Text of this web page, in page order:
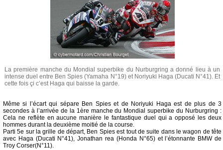
La première manche du Mondial superbike du Nurburgring a donné lieu à un
intense duel entre Ben Spies (Yamaha N°19) et Noriyuki Haga (Ducati N°41). Et
cette fois çi c’est Haga qui baisse la garde.
Même si l’écart qui sépare Ben Spies et de Noriyuki Haga est de plus de 3
secondes à l’arrivée de la 1ère manche du Mondial superbike du Nurburgring :
Cela ne reflète en aucune manière le fantastique duel qui a opposé les deux
hommes durant la deuxième moitié de la course.
Parti 5e sur la grille de départ, Ben Spies est tout de suite dans le wagon de tête
avec Haga (Ducati N°41), Jonathan rea (Honda N°65) et l’étonnante BMW de
Troy Corser(N°11).